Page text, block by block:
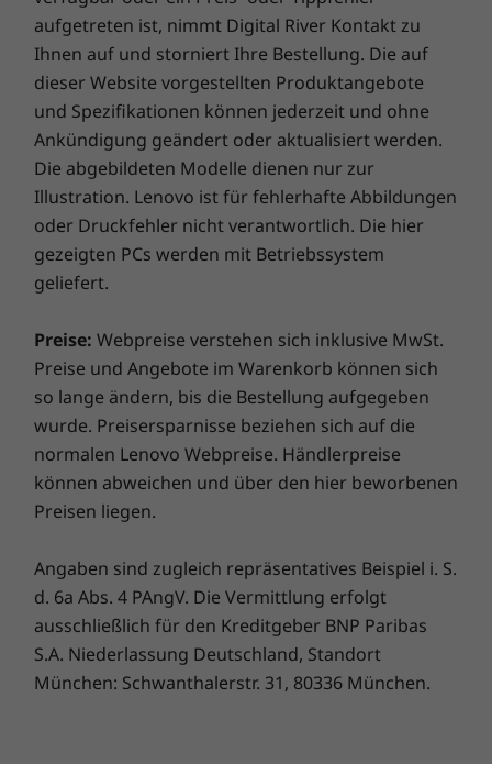
Durch die schmalen Displayränder rundum
und ein Display-Gehäuse-Verhältnis von 90 %
für mehr Anzeigefläche wirkt das 40,6 cm (16")
Display größer. Das bis zu 40,6 cm (16") große
IPS-Display mit 100 % sRGB-
DESIGN
Abmessungen (H x B x T)
Metallausführung
Ab 1,69 cm x 25,1 cm x 35,6 cm
Kunststoffausführung
1,79 cm x 25,1 cm x 35,6 cm
Ab 1,79 kg
Die technischen Daten können je nach Region/Modell variieren.
NACHHALTIGKEIT
Zertifizierungen/Registrierungen
EPEAT
Silver
ENERGY STAR
8.0
Die technischen Daten können je nach Region/Modell variieren.
Lenovo-Gerät.
Garantieupgrade für Ihr Notebook
Bei Lenovo erhalten Sie beim Kauf eines Notebook eine
einjährige Akkugarantie, unabhängig von Ihrer
Systemgarantie. Und hier kommt der eigentliche
Gamechanger: Für ausgewählte PCs bieten wir
einedreijährige Sealed Battery Warranty.Wenn Sie
sich beim Kauf eines Geräts oder, sofern Ihr Akku in
gutem Zustand ist, während der ursprünglichen
entscheiden, ist ihr Akku drei Jahre lang versichert.
Und es kommt noch besser: Auch im Falle eines
Akkuaustauschs sind Sie abgesichert, falls es doch
einmal Probleme geben sollte. Verbessern Sie Ihr
Erlebnis noch weiter, indem Sie auf einen Vor-Ort-
Service upgraden. Lenovo vereint Notebook-
Performance und Versicherungsschutz in einem
erstklassigen Paket!
aufgetreten ist, nimmt Digital River Kontakt zu
Ihnen auf und storniert Ihre Bestellung. Die auf
dieser Website vorgestellten Produktangebote
und Spezifikationen können jederzeit und ohne
Ankündigung geändert oder aktualisiert werden.
Die abgebildeten Modelle dienen nur zur
Illustration. Lenovo ist für fehlerhafte Abbildungen
oder Druckfehler nicht verantwortlich. Die hier
gezeigten PCs werden mit Betriebssystem
geliefert.
Preise: Webpreise verstehen sich inklusive MwSt.
Preise und Angebote im Warenkorb können sich
so lange ändern, bis die Bestellung aufgegeben
wurde. Preisersparnisse beziehen sich auf die
normalen Lenovo Webpreise. Händlerpreise
können abweichen und über den hier beworbenen
Preisen liegen.
Angaben sind zugleich repräsentatives Beispiel i. S.
d. 6a Abs. 4 PAngV. Die Vermittlung erfolgt
ausschließlich für den Kreditgeber BNP Paribas
S.A. Niederlassung Deutschland, Standort
München: Schwanthalerstr. 31, 80336 München.